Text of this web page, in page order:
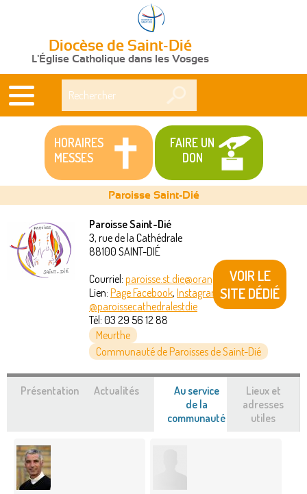
Diocèse de Saint-Dié
L'Église Catholique dans les Vosges
HORAIRES
MESSES
FAIRE UN
DON
Vous
êtes
Paroisse Saint-Dié
Paroisse Saint-Dié
3, rue de la Cathédrale
88100 SAINT-DIÉ
Courriel: paroisse.st.die@orange.fr
Lien: Page Facebook, Instagram
@paroissecathedralestdie
Tél: 03 29 56 12 88
Meurthe
Communauté de Paroisses de Saint-Dié
VOIR LE
SITE DÉDIÉ
Présentation Actualités
Au service
de la
communauté (onglet
Lieux et
adresses
utiles